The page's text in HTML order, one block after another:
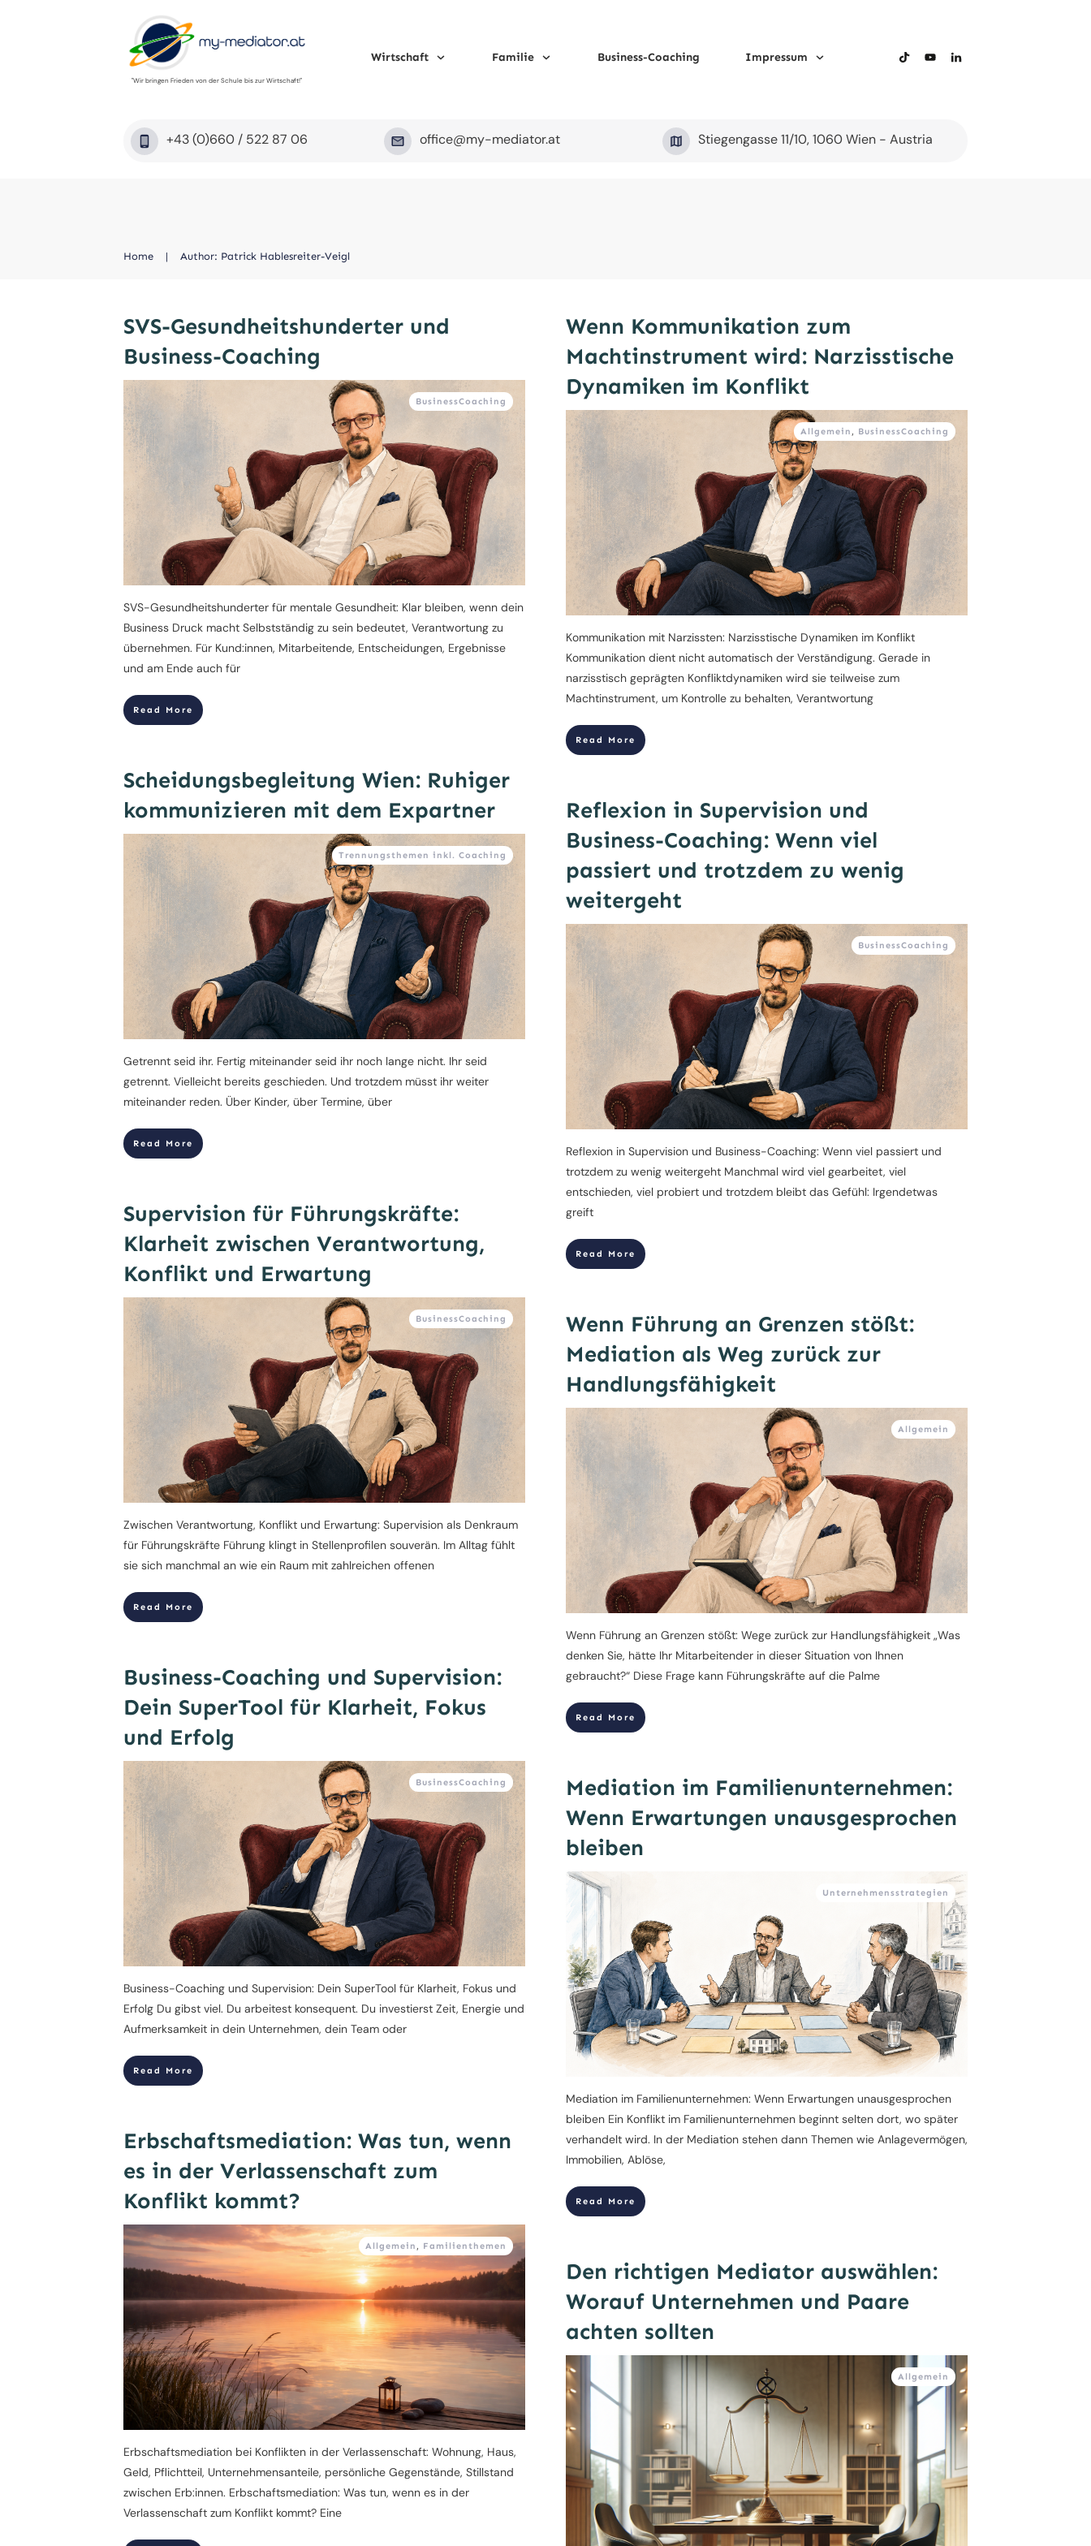
"Wir bringen Frieden von der Schule bis zur Wirtschaft!"
Wirtschaft Familie Business-Coaching Impressum
+43 (0)660 / 522 87 06 office@my-mediator.at Stiegengasse 11/10, 1060 Wien - Austria
Home | Author: Patrick Hablesreiter-Veigl
SVS-Gesundheitshunderter und
Business-Coaching
BusinessCoaching
SVS-Gesundheitshunderter für mentale Gesundheit: Klar bleiben, wenn dein
Business Druck macht Selbstständig zu sein bedeutet, Verantwortung zu
übernehmen. Für Kund:innen, Mitarbeitende, Entscheidungen, Ergebnisse
und am Ende auch für
Read More
Wenn Kommunikation zum
Machtinstrument wird: Narzisstische
Dynamiken im Konflikt
Allgemein , BusinessCoaching
Kommunikation mit Narzissten: Narzisstische Dynamiken im Konflikt
Kommunikation dient nicht automatisch der Verständigung. Gerade in
narzisstisch geprägten Konfliktdynamiken wird sie teilweise zum
Machtinstrument, um Kontrolle zu behalten, Verantwortung
Read More
Scheidungsbegleitung Wien: Ruhiger
kommunizieren mit dem Expartner
Trennungsthemen inkl. Coaching
Getrennt seid ihr. Fertig miteinander seid ihr noch lange nicht. Ihr seid
getrennt. Vielleicht bereits geschieden. Und trotzdem müsst ihr weiter
miteinander reden. Über Kinder, über Termine, über
Read More
Reflexion in Supervision und
Business-Coaching: Wenn viel
passiert und trotzdem zu wenig
weitergeht
BusinessCoaching
Reflexion in Supervision und Business-Coaching: Wenn viel passiert und
trotzdem zu wenig weitergeht Manchmal wird viel gearbeitet, viel
entschieden, viel probiert und trotzdem bleibt das Gefühl: Irgendetwas
greift
Read More
Supervision für Führungskräfte:
Klarheit zwischen Verantwortung,
Konflikt und Erwartung
BusinessCoaching
Zwischen Verantwortung, Konflikt und Erwartung: Supervision als Denkraum
für Führungskräfte Führung klingt in Stellenprofilen souverän. Im Alltag fühlt
sie sich manchmal an wie ein Raum mit zahlreichen offenen
Read More
Wenn Führung an Grenzen stößt:
Mediation als Weg zurück zur
Handlungsfähigkeit
Allgemein
Wenn Führung an Grenzen stößt: Wege zurück zur Handlungsfähigkeit „Was
denken Sie, hätte Ihr Mitarbeitender in dieser Situation von Ihnen
gebraucht?“ Diese Frage kann Führungskräfte auf die Palme
Read More
Business-Coaching und Supervision:
Dein SuperTool für Klarheit, Fokus
und Erfolg
BusinessCoaching
Business-Coaching und Supervision: Dein SuperTool für Klarheit, Fokus und
Erfolg Du gibst viel. Du arbeitest konsequent. Du investierst Zeit, Energie und
Aufmerksamkeit in dein Unternehmen, dein Team oder
Read More
Mediation im Familienunternehmen:
Wenn Erwartungen unausgesprochen
bleiben
Unternehmensstrategien
Mediation im Familienunternehmen: Wenn Erwartungen unausgesprochen
bleiben Ein Konflikt im Familienunternehmen beginnt selten dort, wo später
verhandelt wird. In der Mediation stehen dann Themen wie Anlagevermögen,
Immobilien, Ablöse,
Read More
Erbschaftsmediation: Was tun, wenn
es in der Verlassenschaft zum
Konflikt kommt?
Allgemein , Familienthemen
Erbschaftsmediation bei Konflikten in der Verlassenschaft: Wohnung, Haus,
Geld, Pflichtteil, Unternehmensanteile, persönliche Gegenstände, Stillstand
zwischen Erb:innen. Erbschaftsmediation: Was tun, wenn es in der
Verlassenschaft zum Konflikt kommt? Eine
Den richtigen Mediator auswählen:
Worauf Unternehmen und Paare
achten sollten
Allgemein